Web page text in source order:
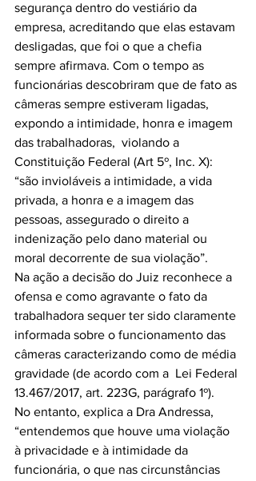
segurança dentro do vestiário da
empresa, acreditando que elas estavam
desligadas, que foi o que a chefia
sempre afirmava. Com o tempo as
funcionárias descobriram que de fato as
câmeras sempre estiveram ligadas,
expondo a intimidade, honra e imagem
das trabalhadoras,  violando a
Constituição Federal (Art 5º, Inc. X):
“são invioláveis a intimidade, a vida
privada, a honra e a imagem das
pessoas, assegurado o direito a
indenização pelo dano material ou
moral decorrente de sua violação”.
Na ação a decisão do Juiz reconhece a
ofensa e como agravante o fato da
trabalhadora sequer ter sido claramente
informada sobre o funcionamento das
câmeras caracterizando como de média
gravidade (de acordo com a  Lei Federal
13.467/2017, art. 223G, parágrafo 1º).
No entanto, explica a Dra Andressa,
“entendemos que houve uma violação
à privacidade e à intimidade da
funcionária, o que nas circunstâncias